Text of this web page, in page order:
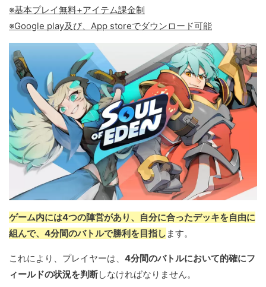
※基本プレイ無料+アイテム課金制
※Google play及び、App storeでダウンロード可能
ゲーム内には4つの陣営があり、自分に合ったデッキを自由に
組んで、4分間のバトルで勝利を目指し ます。
これにより、プレイヤーは、 4分間のバトルにおいて的確にフ
ィールドの状況を判断しなければなりません。